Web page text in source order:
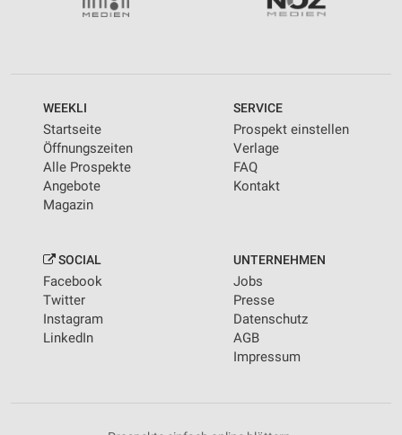
WEEKLI
Startseite
Öffnungszeiten
Alle Prospekte
Angebote
Magazin
SERVICE
Prospekt einstellen
Verlage
FAQ
Kontakt
SOCIAL
Facebook
Twitter
Instagram
LinkedIn
UNTERNEHMEN
Jobs
Presse
Datenschutz
AGB
Impressum